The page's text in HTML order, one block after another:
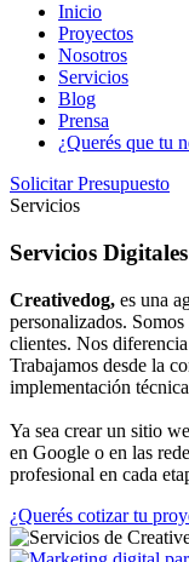
Inicio
Proyectos
Nosotros
Servicios
Blog
Prensa
¿Querés que tu
Solicitar Presupuesto
Servicios
Servicios Digitales
Creativedog, es una
personalizados.
clientes. Nos
Trabajamos desde la
implementación
Ya sea crear un sitio
en Google o en las
profesional en cada
¿Querés cotizar tu